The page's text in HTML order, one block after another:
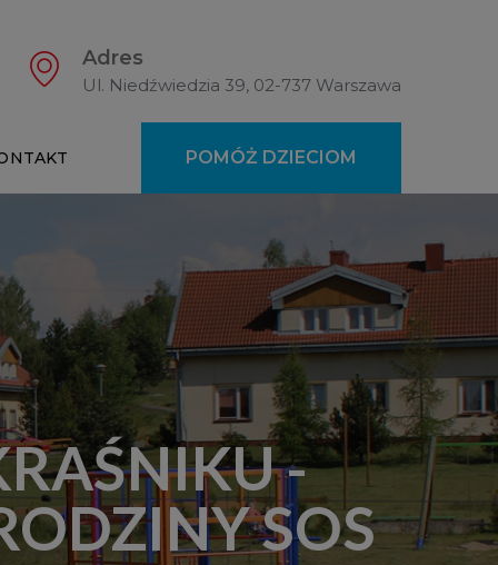
Adres
Ul. Niedźwiedzia 39, 02-737 Warszawa
POMÓŻ DZIECIOM
-
SOS